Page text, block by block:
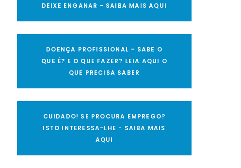
DEIXE ENGANAR - SAIBA MAIS AQUI
DOENÇA PROFISSIONAL - SABE O
QUE É? E O QUE FAZER? LEIA AQUI O
QUE PRECISA SABER
CUIDADO! SE PROCURA EMPREGO?
ISTO INTERESSA-LHE - SAIBA MAIS
AQUI